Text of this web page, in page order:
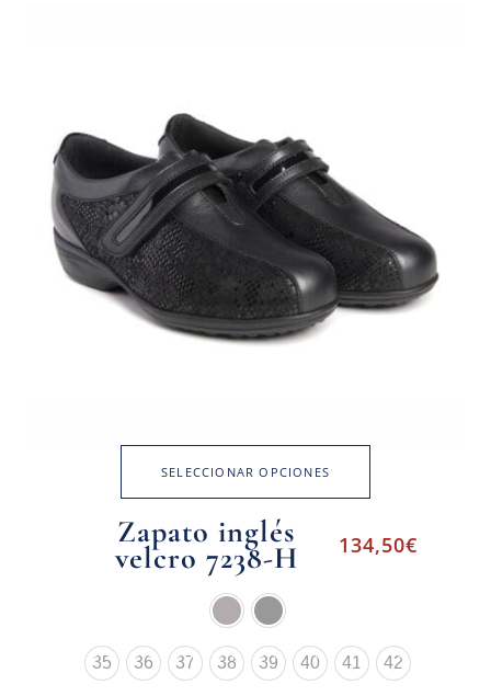
SELECCIONAR OPCIONES
Zapato inglés
velcro 7238-H 134,50€
35 36 37 38 39 40 41 42